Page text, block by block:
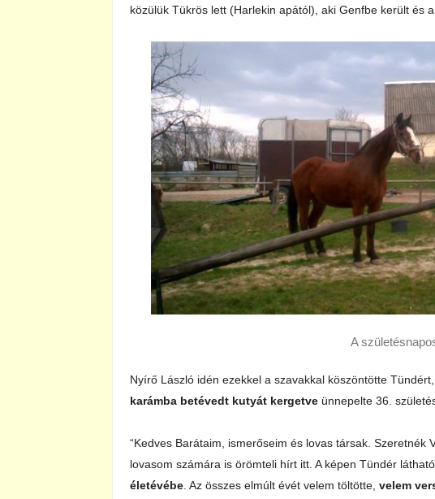
közülük Tükrös lett (Harlekin apától), aki Genfbe került és
A
Nyírő László idén ezekkel a szavakkal köszöntötte
karámba betévedt kutyát kergetve ünnepelte 36.
“Kedves Barátaim, ismerőseim és lovas társak. Szeretnék
lovasom számára is örömteli hírt itt. A képen Tündér
életévébe . Az összes elmúlt évét velem töltötte, velem